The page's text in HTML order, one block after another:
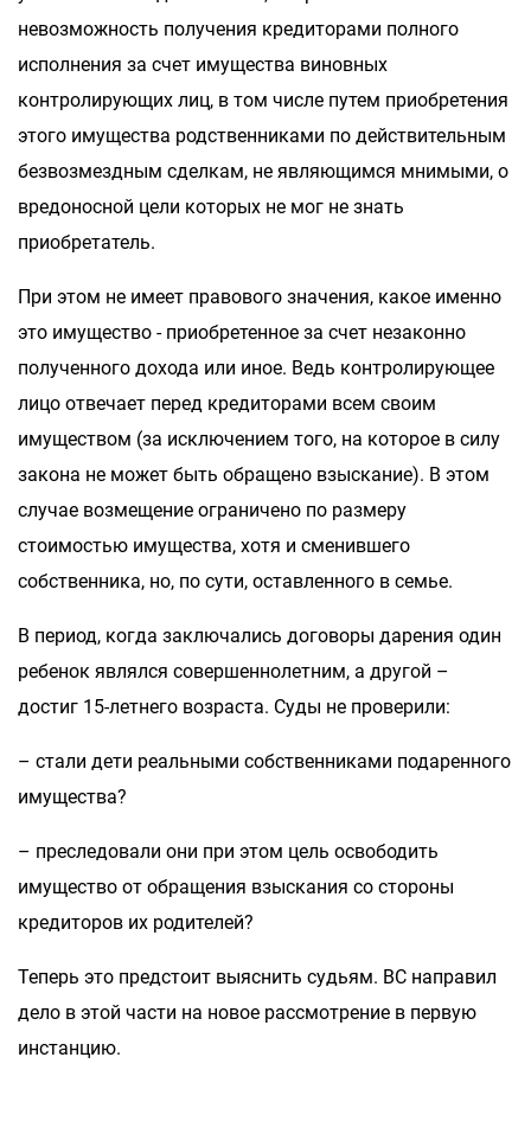
невозможность получения кредиторами полного
исполнения за счет имущества виновных
контролирующих лиц, в том числе путем приобретения
этого имущества родственниками по действительным
безвозмездным сделкам, не являющимся мнимыми, о
вредоносной цели которых не мог не знать
приобретатель.
При этом не имеет правового значения, какое именно
это имущество - приобретенное за счет незаконно
полученного дохода или иное. Ведь контролирующее
лицо отвечает перед кредиторами всем своим
имуществом (за исключением того, на которое в силу
закона не может быть обращено взыскание). В этом
случае возмещение ограничено по размеру
стоимостью имущества, хотя и сменившего
собственника, но, по сути, оставленного в семье.
В период, когда заключались договоры дарения один
ребенок являлся совершеннолетним, а другой –
достиг 15-летнего возраста. Суды не проверили:
– стали дети реальными собственниками подаренного
имущества?
– преследовали они при этом цель освободить
имущество от обращения взыскания со стороны
кредиторов их родителей?
Теперь это предстоит выяснить судьям. ВС направил
дело в этой части на новое рассмотрение в первую
инстанцию.